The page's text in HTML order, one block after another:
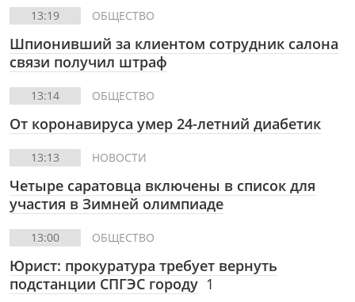
13:19 ОБЩЕСТВО
Шпионивший за клиентом сотрудник салона
связи получил штраф
13:14 ОБЩЕСТВО
От коронавируса умер 24-летний диабетик
13:13 НОВОСТИ
Четыре саратовца включены в список для
участия в Зимней олимпиаде
13:00 ОБЩЕСТВО
Юрист: прокуратура требует вернуть
подстанции СПГЭС городу 1